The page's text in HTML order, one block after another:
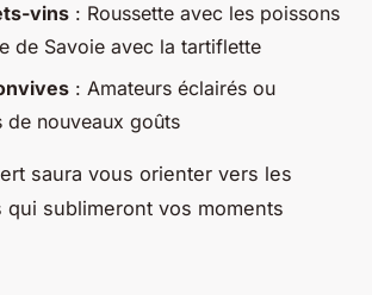
vins : Roussette avec les poissons
de Savoie avec la tartiflette
: Amateurs éclairés ou
de nouveaux goûts
saura vous orienter vers les
qui sublimeront vos moments